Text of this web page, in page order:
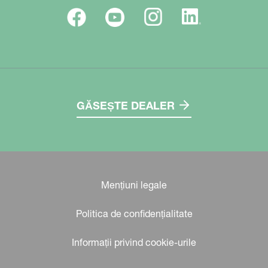
GĂSEȘTE DEALER
Mențiuni legale
Politica de confidențialitate
Informații privind cookie-urile